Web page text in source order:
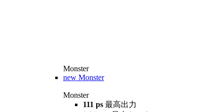
Monster
new Monster
Monster
111 ps 最高出力